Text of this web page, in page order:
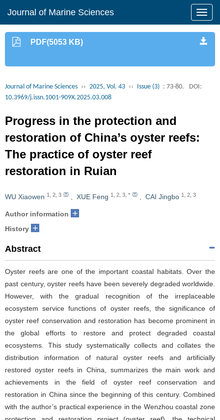
Journal of Marine Sciences
PDF(5053 KB)
Journal of Marine Sciences ›› 2025, Vol. 43 ›› Issue (3) : 73-80.
DOI:
10.3969/j.issn.1001-909X.2025.03.008
Progress in the protection and
restoration of China’s oyster reefs:
The practice of oyster reef
restoration in Ruian
WU Xiaowen 1 2 3 XUE Feng 1 2 3 * CAI Jingbo 1 2 3
Author information +
History +
Abstract
Oyster reefs are one of the important coastal habitats. Over the
past century, oyster reefs have been severely degraded worldwide.
However, with the gradual recognition of the irreplaceable
ecosystem service functions of oyster reefs, the significance of
oyster reef conservation and restoration has become prominent in
the global efforts to restore and protect degraded coastal
ecosystems. This study systematically collects and collates the
distribution information of natural oyster reefs and artificially
restored oyster reefs in China, summarizes the main work and
achievements in the field of oyster reef conservation and
restoration in China since the beginning of this century. Combined
with the author’s practical experience in the Wenzhou coastal zone